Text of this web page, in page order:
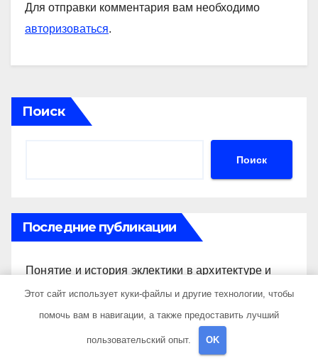
Для отправки комментария вам необходимо
авторизоваться.
Поиск
Поиск
Последние публикации
Понятие и история эклектики в архитектуре и
Обзорная водная экскурсия по акватории бухты
Этот сайт использует куки-файлы и другие технологии, чтобы
помочь вам в навигации, а также предоставить лучший
пользовательский опыт. OK